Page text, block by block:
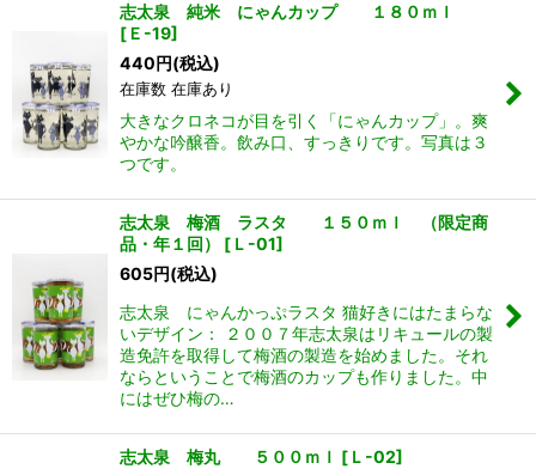
志太泉 純米 にゃんカップ １８０ｍｌ
[Ｅ-19]
440円(税込)
在庫数 在庫あり
大きなクロネコが目を引く「にゃんカップ」。爽
やかな吟醸香。飲み口、すっきりです。写真は３
つです。
志太泉 梅酒 ラスタ １５０ｍｌ （限定商
品・年１回）
[ Ｌ-01]
605円(税込)
志太泉 にゃんかっぷラスタ 猫好きにはたまらな
いデザイン： ２００７年志太泉はリキュールの製
造免許を取得して梅酒の製造を始めました。それ
ならということで梅酒のカップも作りました。中
にはぜひ梅の…
志太泉 梅丸 ５００ｍｌ [ Ｌ-02]